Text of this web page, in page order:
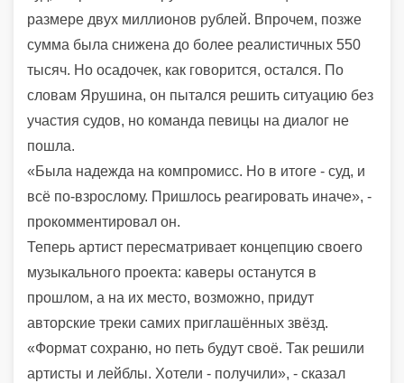
размере двух миллионов рублей. Впрочем, позже
сумма была снижена до более реалистичных 550
тысяч. Но осадочек, как говорится, остался. По
словам Ярушина, он пытался решить ситуацию без
участия судов, но команда певицы на диалог не
пошла.
«Была надежда на компромисс. Но в итоге - суд, и
всё по-взрослому. Пришлось реагировать иначе», -
прокомментировал он.
Теперь артист пересматривает концепцию своего
музыкального проекта: каверы останутся в
прошлом, а на их место, возможно, придут
авторские треки самих приглашённых звёзд.
«Формат сохраню, но петь будут своё. Так решили
артисты и лейблы. Хотели - получили», - сказал